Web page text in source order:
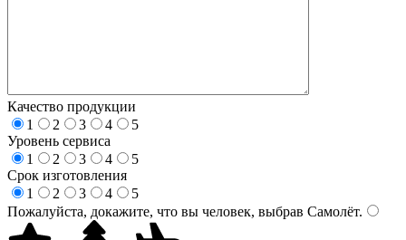
Качество продукции
1
2 3 4
5
Уровень сервиса
1
2 3 4
5
Срок изготовления
1
2 3 4
5
Пожалуйста, докажите, что вы человек, выбрав Самолёт.